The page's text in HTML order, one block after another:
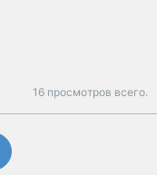
16 просмотров всего.